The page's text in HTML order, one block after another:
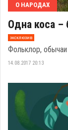
О НАРОДАХ
Одна коса –
эксклюзив
Фольклор, обычаи
14.08.2017 20:13